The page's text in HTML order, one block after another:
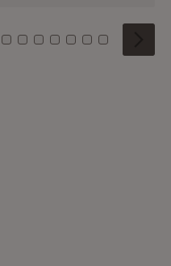
4 5 6
Kachel: 7
Zu Kachel: 8
Zu Kachel: 9
Zu Kachel: 10
Zu Kachel: 11
Zu Kachel: 12
Zu Kachel:
Zu